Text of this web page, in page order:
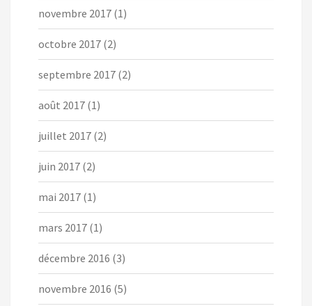
novembre 2017 (1)
octobre 2017 (2)
septembre 2017 (2)
août 2017 (1)
juillet 2017 (2)
juin 2017 (2)
mai 2017 (1)
mars 2017 (1)
décembre 2016 (3)
novembre 2016 (5)